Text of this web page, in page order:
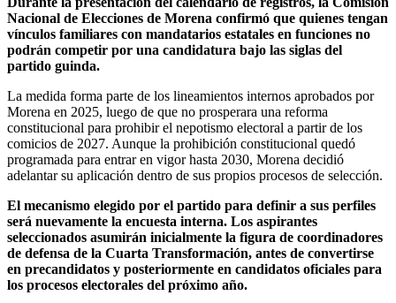
Nacional de Elecciones de Morena confirmó que quienes tengan
vínculos familiares con mandatarios estatales en funciones no
podrán competir por una candidatura bajo las siglas del
partido guinda.
La medida forma parte de los lineamientos internos aprobados por
Morena en 2025, luego de que no prosperara una reforma
constitucional para prohibir el nepotismo electoral a partir de los
comicios de 2027. Aunque la prohibición constitucional quedó
programada para entrar en vigor hasta 2030, Morena decidió
adelantar su aplicación dentro de sus propios procesos de selección.
El mecanismo elegido por el partido para definir a sus perfiles
será nuevamente la encuesta interna. Los aspirantes
seleccionados asumirán inicialmente la figura de coordinadores
de defensa de la Cuarta Transformación, antes de convertirse
en precandidatos y posteriormente en candidatos oficiales para
los procesos electorales del próximo año.